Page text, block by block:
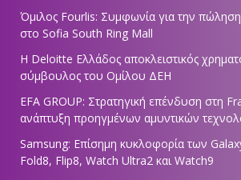
Όμιλος Fourlis: Συμφωνία για την
στο Sofia South Ring Mall
Η Deloitte Ελλάδος αποκλειστικός
σύμβουλος του Ομίλου ΔΕΗ
EFA GROUP: Στρατηγική επένδυση στη
ανάπτυξη προηγμένων αμυντικών
Samsung: Επίσημη κυκλοφορία των
Fold8, Flip8, Watch Ultra2 και Watch9